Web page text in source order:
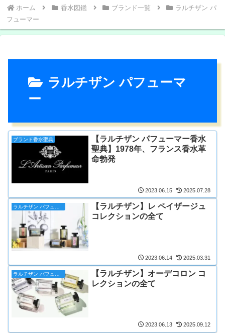
たち
ラド＞
ホーム 香水図鑑 ブランド一覧
ラルチザン パ
フューマー
ラルチザン パフューマ
ー
ブランド香水聖典
【ラルチザン パフューマー香水
聖典】1978年、フランス香水革
命勃発
2023.06.15 2025.07.28
【ラルチザン】レ ペイザージュ
コレクションの全て
2023.06.14 2025.03.31
【ラルチザン】オーデコロン コ
レクションの全て
2023.06.13 2025.09.12